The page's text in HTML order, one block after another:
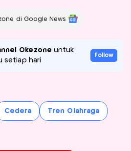
di Google News
Okezone untuk
setiap hari
Follow
Cedera Tren Olahraga